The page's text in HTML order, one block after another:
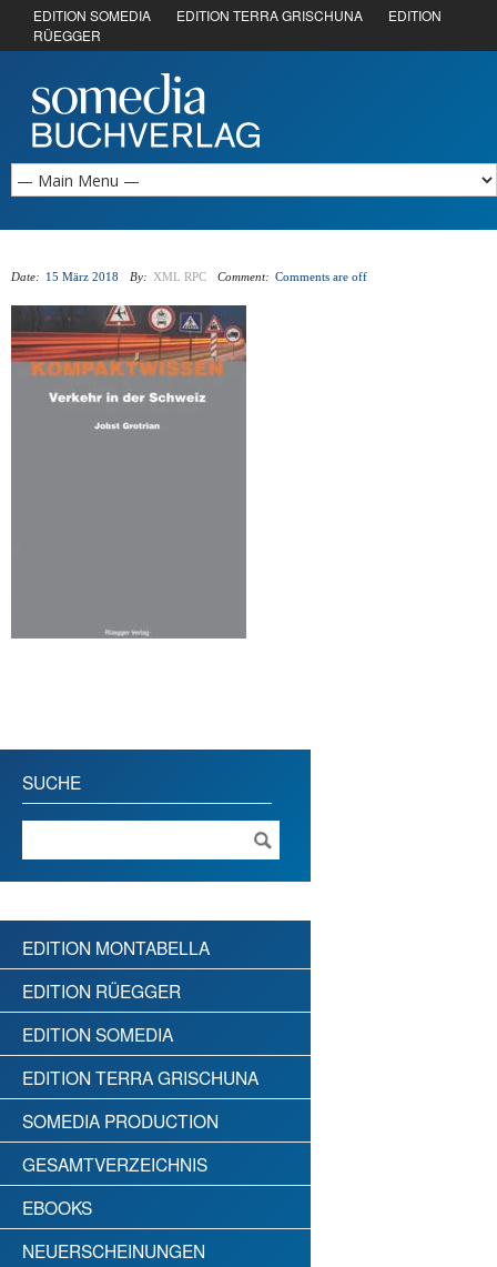
EDITION SOMEDIA EDITION TERRA GRISCHUNA
EDITION
RÜEGGER
Date: 15 März 2018 By: XML RPC Comment: Comments are off
SUCHE
EDITION MONTABELLA
EDITION RÜEGGER
EDITION SOMEDIA
EDITION TERRA GRISCHUNA
SOMEDIA PRODUCTION
GESAMTVERZEICHNIS
EBOOKS
NEUERSCHEINUNGEN